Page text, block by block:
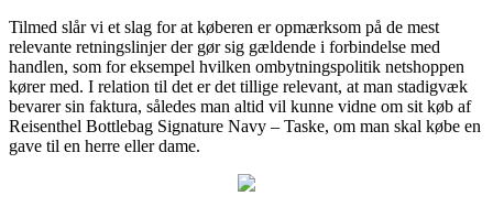
Tilmed slår vi et slag for at køberen er opmærksom på de mest
relevante retningslinjer der gør sig gældende i forbindelse med
handlen, som for eksempel hvilken ombytningspolitik netshoppen
kører med. I relation til det er det tillige relevant, at man stadigvæk
bevarer sin faktura, således man altid vil kunne vidne om sit køb af
Reisenthel Bottlebag Signature Navy – Taske, om man skal købe en
gave til en herre eller dame.